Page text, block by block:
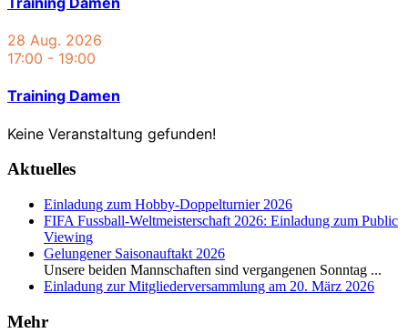
28 Aug. 2026
17:00 - 19:00
Training Damen
Keine Veranstaltung gefunden!
Aktuelles
Einladung zum Hobby-Doppelturnier 2026
FIFA Fussball-Weltmeisterschaft 2026: Einladung zum Public
Viewing
Gelungener Saisonauftakt 2026
Unsere beiden Mannschaften sind vergangenen Sonntag ...
Einladung zur Mitgliederversammlung am 20. März 2026
Mehr